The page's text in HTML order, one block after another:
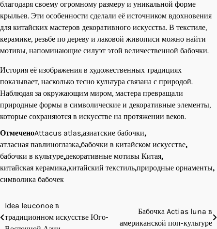
благодаря своему огромному размеру и уникальной форме
крыльев. Эти особенности сделали её источником вдохновения
для китайских мастеров декоративного искусства. В текстиле,
керамике, резьбе по дереву и лаковой живописи можно найти
мотивы, напоминающие силуэт этой величественной бабочки.
История её изображения в художественных традициях
показывает, насколько тесно культура связана с природой.
Наблюдая за окружающим миром, мастера превращали
природные формы в символические и декоративные элементы,
которые сохраняются в искусстве на протяжении веков.
ОтмеченоAttacus atlas,азиатские бабочки,
атласная павлиноглазка,бабочки в китайском искусстве,
бабочки в культуре,декоративные мотивы Китая,
китайская керамика,китайский текстиль,природные орнаменты,
символика бабочек
Навигация
по
Idea leuconoe в
традиционном искусстве Юго-
Бабочка Actias luna в
американской поп-культуре